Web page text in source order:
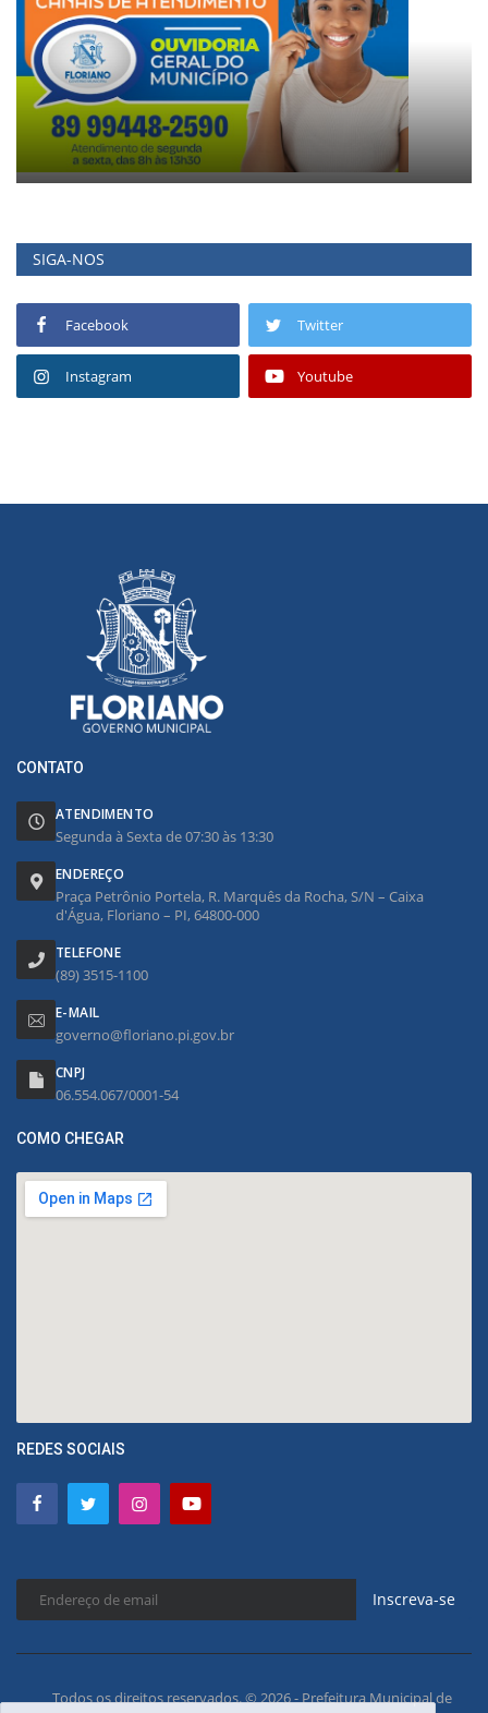
SIGA-NOS
Facebook Twitter
Instagram Youtube
CONTATO
ATENDIMENTO
Segunda à Sexta de 07:30 às 13:30
ENDEREÇO
Praça Petrônio Portela, R. Marquês da Rocha, S/N – Caixa
d'Água, Floriano – PI, 64800-000
TELEFONE
(89) 3515-1100
E-MAIL
governo@floriano.pi.gov.br
CNPJ
06.554.067/0001-54
COMO CHEGAR
REDES SOCIAIS
Inscreva-se
Todos os direitos reservados. © 2026 - Prefeitura Municipal de